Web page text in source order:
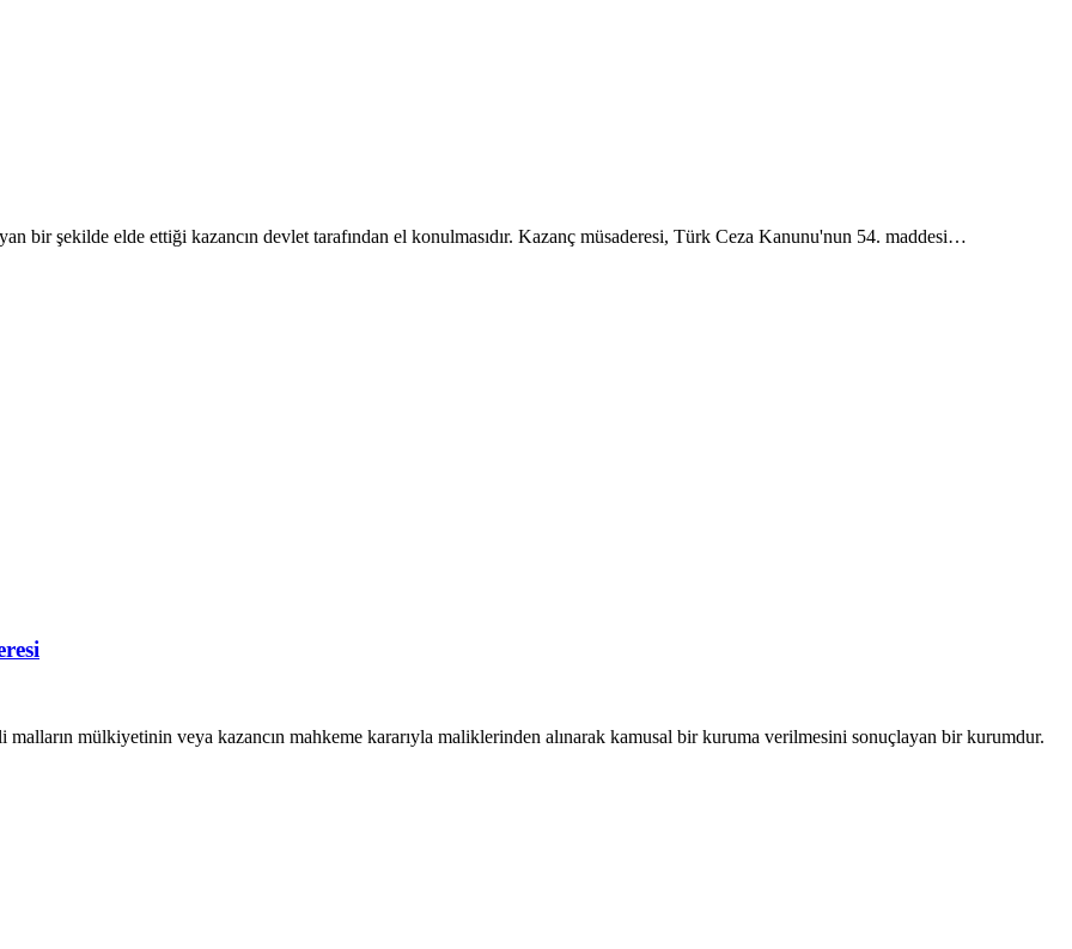
bir şekilde elde ettiği kazancın devlet tarafından el konulmasıdır. Kazanç müsaderesi, Türk Ceza Kanunu'nun 54. maddesi…
mülkiyetinin veya kazancın mahkeme kararıyla maliklerinden alınarak kamusal bir kuruma verilmesini sonuçlayan bir kurumdur.